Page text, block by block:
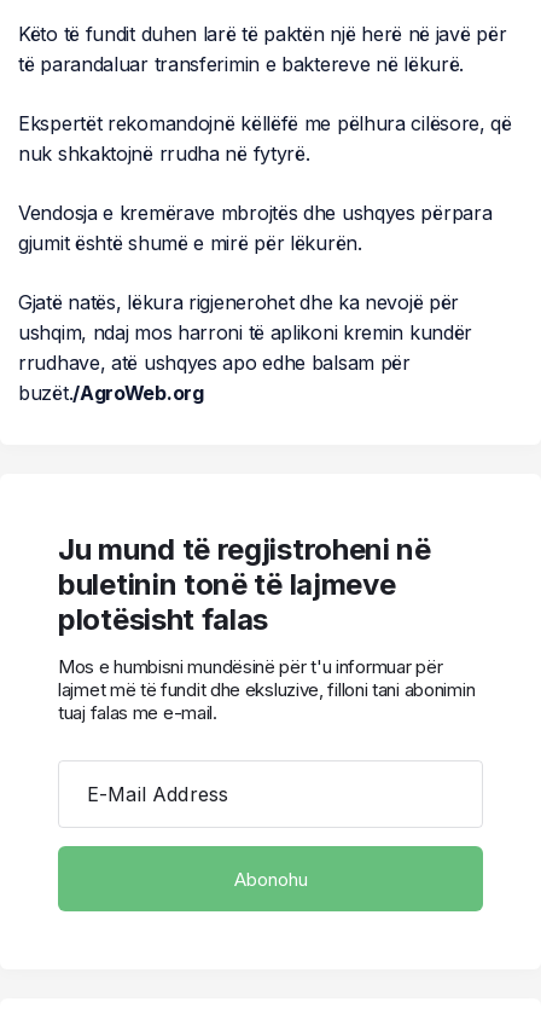
Këto të fundit duhen larë të paktën një herë në javë për
të parandaluar transferimin e baktereve në lëkurë.
Ekspertët rekomandojnë këllëfë me pëlhura cilësore, që
nuk shkaktojnë rrudha në fytyrë.
Vendosja e kremërave mbrojtës dhe ushqyes përpara
gjumit është shumë e mirë për lëkurën.
Gjatë natës, lëkura rigjenerohet dhe ka nevojë për
ushqim, ndaj mos harroni të aplikoni kremin kundër
rrudhave, atë ushqyes apo edhe balsam për
buzët./AgroWeb.org
Ju mund të regjistroheni në
buletinin tonë të lajmeve
plotësisht falas
Mos e humbisni mundësinë për t'u informuar për
lajmet më të fundit dhe eksluzive, filloni tani abonimin
tuaj falas me e-mail.
E-Mail Address